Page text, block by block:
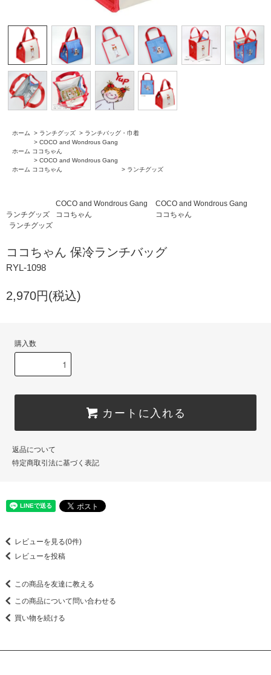
ホーム > ランチグッズ > ランチバッグ・巾着
ホーム
> COCO and Wondrous Gang
ココちゃん
ホーム
> COCO and Wondrous Gang
ココちゃん
> ランチグッズ
ランチグッズ
COCO and Wondrous Gang
ココちゃん
COCO and Wondrous Gang
ココちゃん
ランチグッズ
ココちゃん 保冷ランチバッグ
RYL-1098
2,970円(税込)
購入数
カートに入れる
返品について
特定商取引法に基づく表記
レビューを見る(0件)
レビューを投稿
この商品を友達に教える
この商品について問い合わせる
買い物を続ける